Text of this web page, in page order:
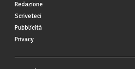
Redazione
Scriveteci
Pubblicità
Privacy